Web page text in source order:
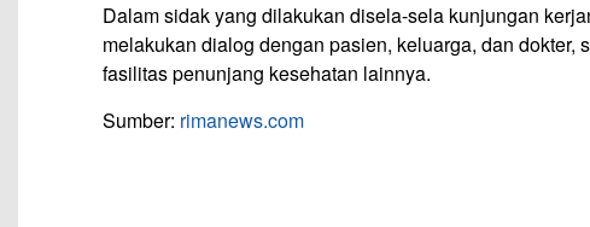
Dalam sidak yang dilakukan disela-sela kunjungan
melakukan dialog dengan pasien, keluarga, dan
fasilitas penunjang kesehatan lainnya.
Sumber: rimanews.com